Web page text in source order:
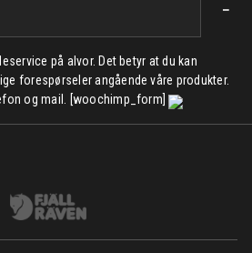
på alvor. Det betyr at du kan
forespørseler angående våre produkter.
og mail. [woochimp_form]